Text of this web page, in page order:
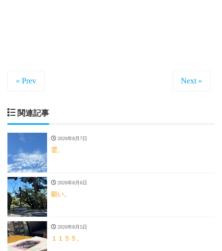
« Prev Next »
関連記事
2026年8月7日
雲。
2026年8月6日
願い。
2026年8月5日
１１５５。